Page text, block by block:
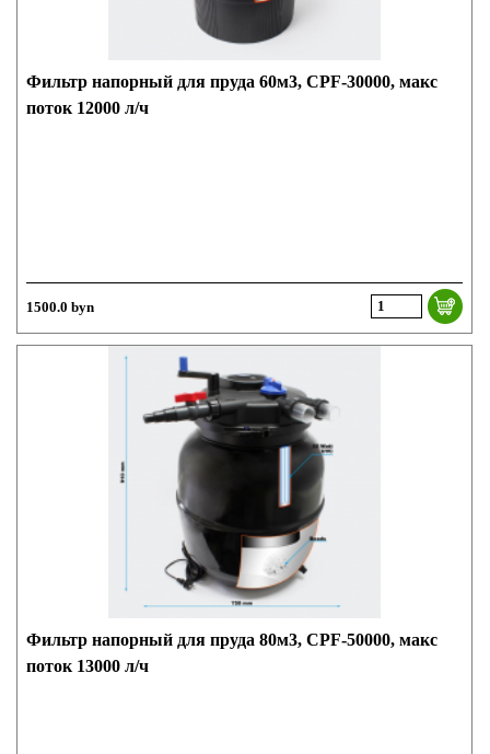
Фильтр напорный для пруда 60м3, CPF-30000, макс
поток 12000 л/ч
1500.0 byn
Фильтр напорный для пруда 80м3, CPF-50000, макс
поток 13000 л/ч